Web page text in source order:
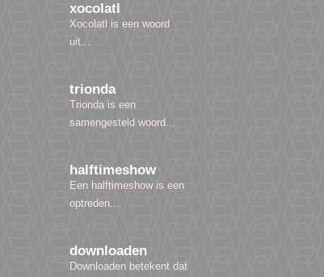
xocolatl
Xocolatl is een woord
uit...
trionda
Trionda is een
samengesteld woord...
halftimeshow
Een halftimeshow is een
optreden...
downloaden
Downloaden betekent dat